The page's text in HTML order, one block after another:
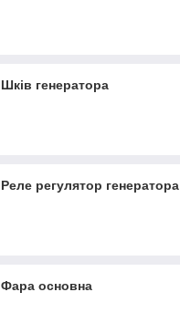
Шків генератора
Реле регулятор генератора
Фара основна